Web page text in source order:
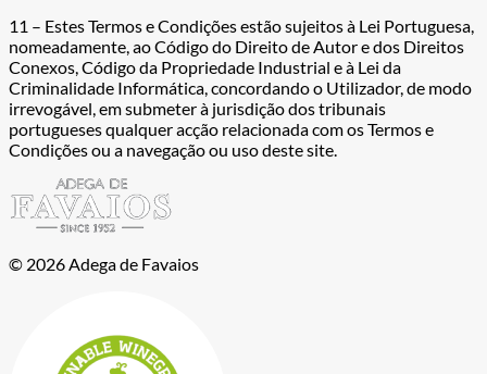
11 – Estes Termos e Condições estão sujeitos à Lei Portuguesa,
nomeadamente, ao Código do Direito de Autor e dos Direitos
Conexos, Código da Propriedade Industrial e à Lei da
Criminalidade Informática, concordando o Utilizador, de modo
irrevogável, em submeter à jurisdição dos tribunais
portugueses qualquer acção relacionada com os Termos e
Condições ou a navegação ou uso deste site.
© 2026 Adega de Favaios